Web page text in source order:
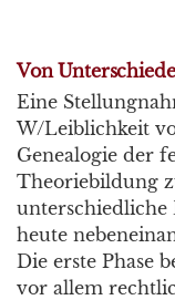
Von
Eine
W/Leiblichkeit
Genealogie der
Theoriebildung
heute
Die erste Phase
vor allem